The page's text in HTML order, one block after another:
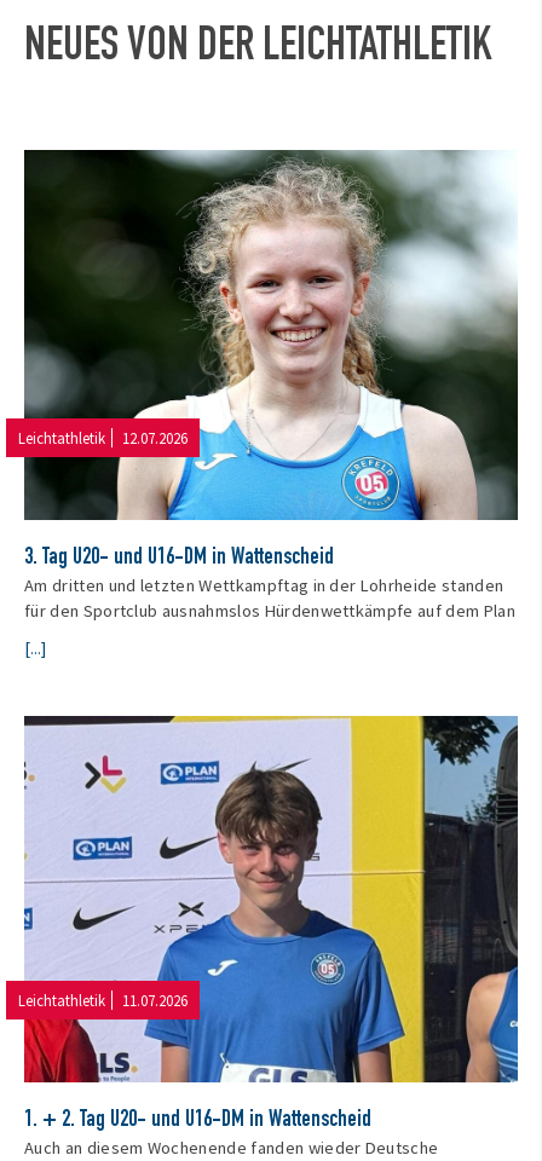
NEUES VON DER LEICHTATHLETIK
Leichtathletik 12.07.2026
3. Tag U20- und U16-DM in Wattenscheid
Am dritten und letzten Wettkampftag in der Lohrheide standen
für den Sportclub ausnahmslos Hürdenwettkämpfe auf dem Plan
[...]
Leichtathletik 11.07.2026
1. + 2. Tag U20- und U16-DM in Wattenscheid
Auch an diesem Wochenende fanden wieder Deutsche